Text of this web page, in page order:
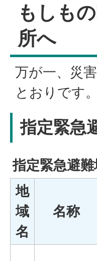
もしも
所へ
万が一、災
とおりです。
指定緊急
指定緊急避
地
域
名
名称